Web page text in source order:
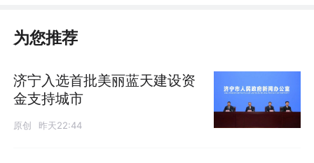
为您推荐
济宁入选首批美丽蓝天建设资
金支持城市
原创 昨天22:44